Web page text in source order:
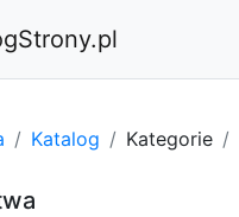
Katalog Kategorie